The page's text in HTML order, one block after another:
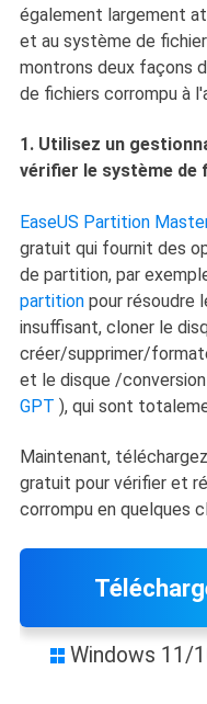
également largement
et au système de
montrons deux façons
de fichiers corrompu à
1. Utilisez un
vérifier le système de
EaseUS Partition
gratuit qui fournit des
de partition, par
partitionpour résoudre
insuffisant, cloner le
créer/supprimer/
et le disque /
GPT ), qui sont
Maintenant,
gratuit pour vérifier et
corrompu en quelques
 Windows 11/